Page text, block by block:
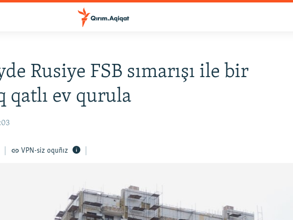
Rusiye FSB sımarışı ile bir
qatlı ev qurula
VPN-siz oquñız